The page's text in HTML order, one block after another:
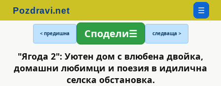
☰
< предишна Сподели следваща >
"Ягода 2": Уютен дом с влюбена двойка,
домашни любимци и поезия в идилична
селска обстановка.